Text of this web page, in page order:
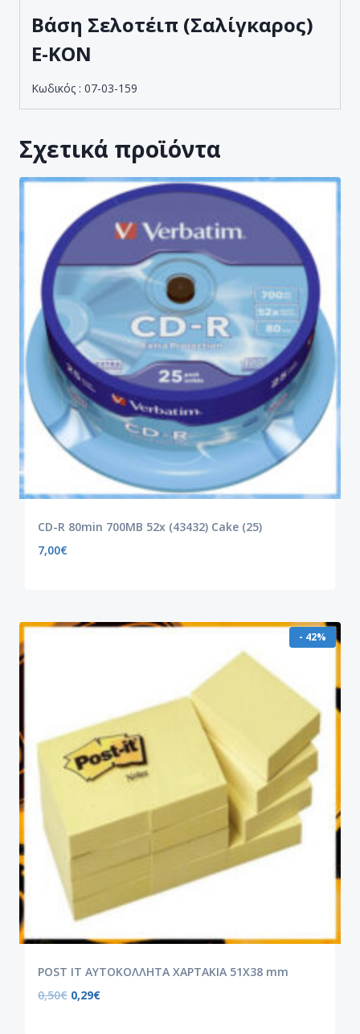
Βάση Σελοτέιπ (Σαλίγκαρος)
E-KON
Κωδικός : 07-03-159
Σχετικά προϊόντα
CD-R 80min 700MB 52x (43432) Cake (25)
7,00€
- 42%
POST IT ΑΥΤΟΚΟΛΛΗΤΑ ΧΑΡΤΑΚΙΑ 51X38 mm
0,50€ 0,29€